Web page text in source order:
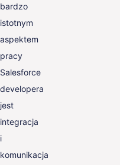
bardzo
istotnym
aspektem
pracy
Salesforce
developera
jest
integracja
i
komunikacja